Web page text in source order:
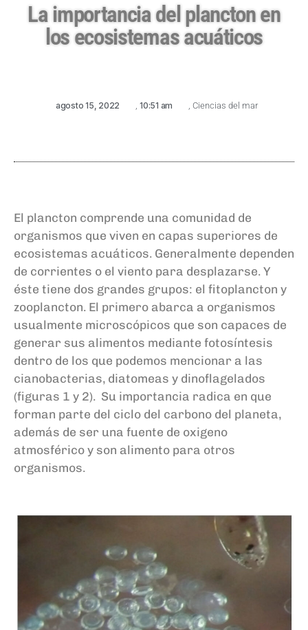
La importancia del plancton en
los ecosistemas acuáticos
agosto 15, 2022 , 10:51 am , Ciencias del mar
El plancton comprende una comunidad de
organismos que viven en capas superiores de
ecosistemas acuáticos. Generalmente dependen
de corrientes o el viento para desplazarse. Y
éste tiene dos grandes grupos: el fitoplancton y
zooplancton. El primero abarca a organismos
usualmente microscópicos que son capaces de
generar sus alimentos mediante fotosíntesis
dentro de los que podemos mencionar a las
cianobacterias, diatomeas y dinoflagelados
(figuras 1 y 2). Su importancia radica en que
forman parte del ciclo del carbono del planeta,
además de ser una fuente de oxigeno
atmosférico y son alimento para otros
organismos.